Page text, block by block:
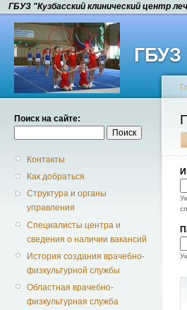
ГБУЗ "Кузбасский клинический центр
ГБУЗ
Поиск на сайте:
Контакты
Как добраться
Структура и органы
управления
Специалисты центра и
сведения о наличии вакансий
История создания врачебно-
физкультурной службы
Областная врачебно-
физкультурная служба